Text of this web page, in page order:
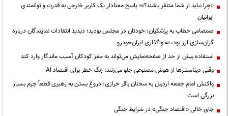
«چرا نباید از شما متنفر باشند؟»؛ پاسخ معنادار یک کاربر خارجی به قدرت و توانمندی
ایرانیان
صمصامی خطاب به پزشکیان: خودتان در مجلس بودید؛ دیدید انتقادات نمایندگان درباره
گران‌سازی ارز بود، نه واگذاری ایران‌خودرو
استفاده بیش از حد از صفحه‌نمایش می‌تواند به مغز کودکان آسیب ماندگار وارد کند
وقتی دیتاسنترها از هوش مصنوعی جلو می‌زنند؛ زنگ خطر برای اقتصاد AI
واکنش امام جمعه اردبیل به سخنان باقر خرازی: دروغ بستن به رهبری قطعاً جرم بسیار
بزرگی است
جای خالی «اقتصاد جنگی» در شرایط جنگی